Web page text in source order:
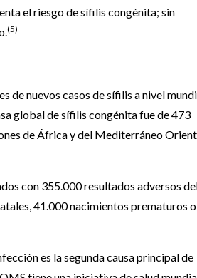
el riesgo de sífilis congénita; sin
(5)
de nuevos casos de sífilis a nivel
global de sífilis congénita fue de 473
de África y del Mediterráneo
con 355.000 resultados adversos
41.000 nacimientos prematuros o
es la segunda causa principal de